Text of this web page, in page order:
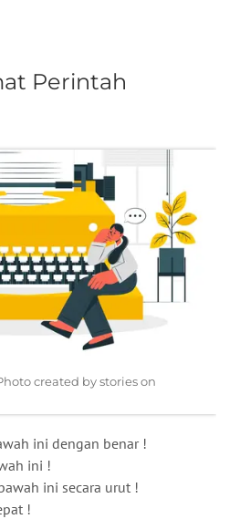
Perintah
created by stories on
ini dengan benar !
ini !
ini secara urut !
!